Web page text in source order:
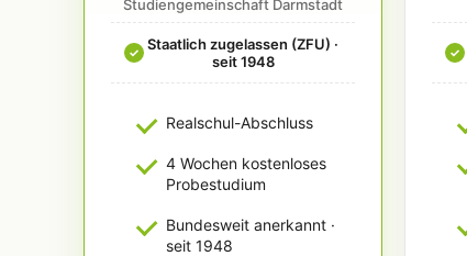
Studiengemeinschaft Darmstadt
✓ Staatlich zugelassen (ZFU) ·
seit 1948
Realschul-Abschluss
4 Wochen kostenloses
Probestudium
Bundesweit anerkannt ·
seit 1948
✓